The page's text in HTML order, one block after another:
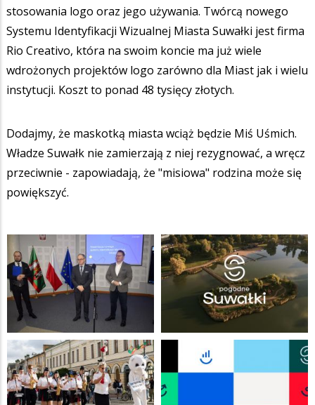
stosowania logo oraz jego używania. Twórcą nowego
Systemu Identyfikacji Wizualnej Miasta Suwałki jest firma
Rio Creativo, która na swoim koncie ma już wiele
wdrożonych projektów logo zarówno dla Miast jak i wielu
instytucji. Koszt to ponad 48 tysięcy złotych.
Dodajmy, że maskotką miasta wciąż będzie Miś Uśmich.
Władze Suwałk nie zamierzają z niej rezygnować, a wręcz
przeciwnie - zapowiadają, że "misiowa" rodzina może się
powiększyć.